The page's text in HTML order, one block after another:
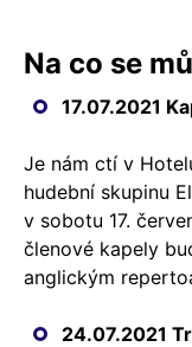
Na co se
17.07.2021
Je nám ctí v
hudební skupinu
v sobotu 17.
členové kapely
anglickým
24.07.2021